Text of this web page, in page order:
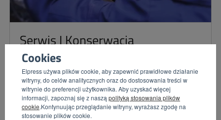
Cookies
Elpress używa plików cookie, aby zapewnić prawidłowe działanie
witryny, do celów analitycznych oraz do dostosowania treści w
witrynie do preferencji użytkownika. Aby uzyskać więcej
informacji, zapoznaj się z naszą polityką stosowania plików
cookie.Kontynuując przeglądanie witryny, wyrażasz zgodę na
stosowanie plików cookie.
Serwis I Konserwacja
DOWIEDZ SIĘ WIĘCEJ